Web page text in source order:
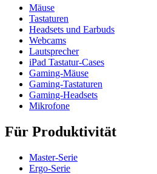
Mäuse
Tastaturen
Headsets und Earbuds
Webcams
Lautsprecher
iPad Tastatur-Cases
Gaming-Mäuse
Gaming-Tastaturen
Gaming-Headsets
Mikrofone
Für Produktivität
Master-Serie
Ergo-Serie